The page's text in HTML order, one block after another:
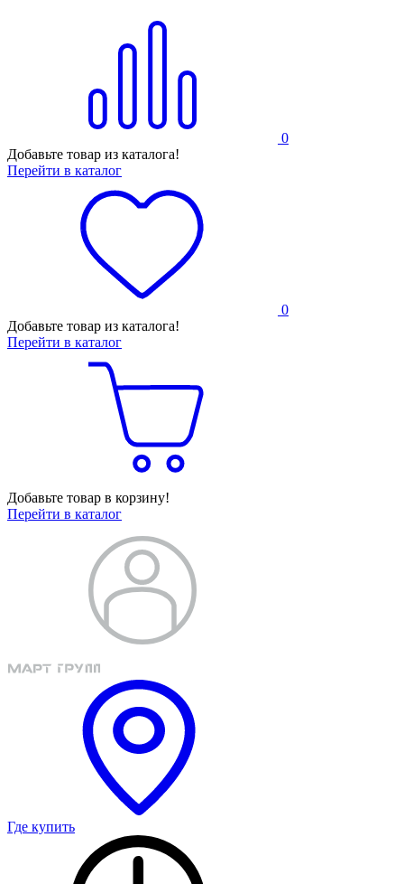
0
Добавьте товар из каталога!
Перейти в каталог
0
Добавьте товар из каталога!
Перейти в каталог
Добавьте товар в корзину!
Перейти в каталог
Где купить